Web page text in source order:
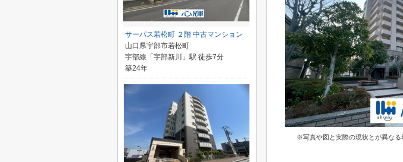
※写真や図と実際の現状とが異な
サーパス若松町 ２階 中古マンション
山口県宇部市若松町
宇部線「宇部新川」駅 徒歩7分
築24年